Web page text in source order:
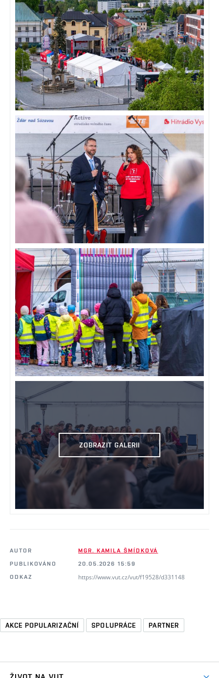
ZOBRAZIT GALERII
AUTOR
MGR. KAMILA ŠMÍDKOVÁ
PUBLIKOVÁNO
20.05.2026 15:59
ODKAZ
https://www.vut.cz/vut/f19528/d331148
AKCE POPULARIZAČNÍ SPOLUPRÁCE PARTNER